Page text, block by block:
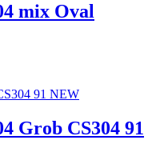
mix Oval
Grob CS304 91